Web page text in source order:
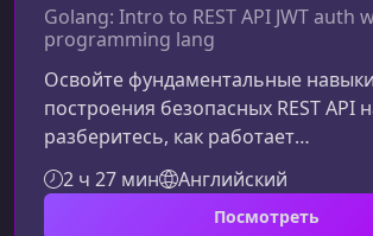
Golang: Intro to REST API JWT auth
programming lang
Освойте фундаментальные навыки
построения безопасных REST API
разберитесь, как работает
JWT‑аутентификация на практике.
поможет вам быстро пройти путь
понимания до создания
2 ч 27 мин Английский
Посмотреть